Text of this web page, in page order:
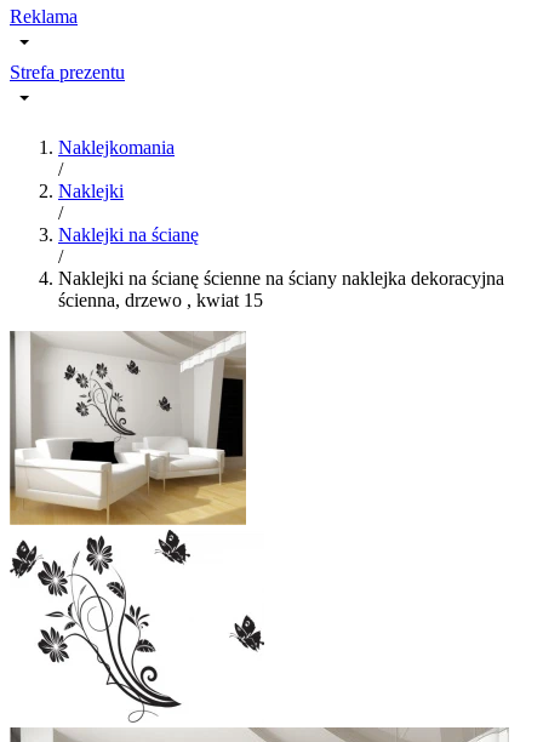
Reklama
Strefa prezentu
Naklejkomania
/
Naklejki
/
Naklejki na ścianę
/
Naklejki na ścianę ścienne na ściany naklejka dekoracyjna
ścienna, drzewo , kwiat 15